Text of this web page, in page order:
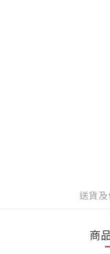
送貨
商